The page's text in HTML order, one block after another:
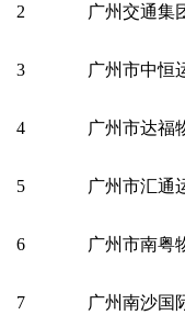
2 广州交通集
3 广州市中恒
4 广州市达福
5 广州市汇通
6 广州市南粤
7 广州南沙国